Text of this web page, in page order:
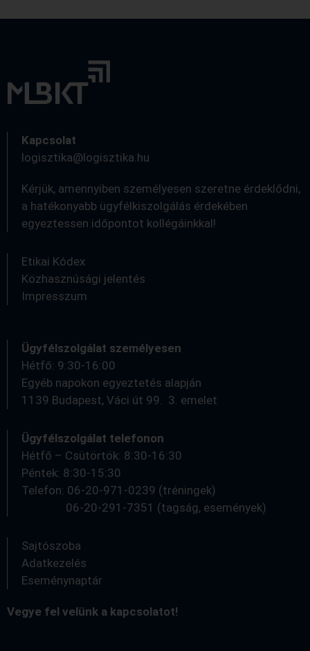
Kapcsolat
logisztika@logisztika.hu
Kérjük, amennyiben személyesen szeretne érdeklődni,
a hatékonyabb ügyfélkiszolgálás érdekében
egyeztessen időpontot kollégáinkkal!
Etikai Kódex
Közhasznúsági jelentés
Impresszum
Ügyfélszolgálat személyesen
Hétfő: 9:30-16:00
Egyéb napokon egyeztetés alapján
1139 Budapest, Váci út 99. 3. emelet
Ügyfélszolgálat telefonon
Hétfő – Csütörtök: 8:30-16:30
Péntek: 8:30-15:30
Telefon: 06-20-971-0239 (tréningek)
06-20-291-7351 (tagság, események)
Sajtószoba
Adatkezelés
Eseménynaptár
Vegye fel velünk a kapcsolatot!